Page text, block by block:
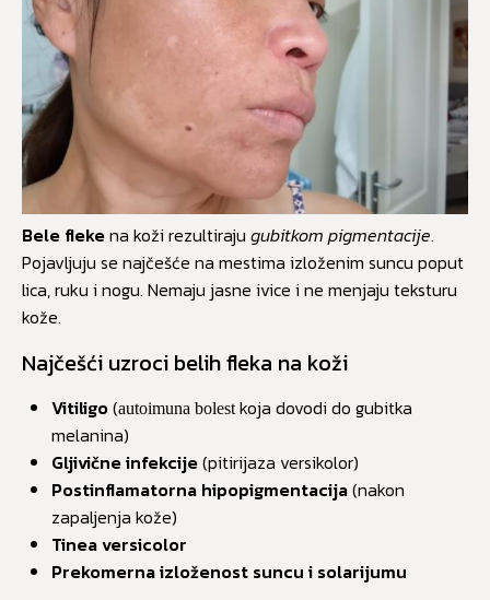
Bele flekena koži rezultiraju gubitkom pigmentacije.
Pojavljuju se najčešće na mestima izloženim suncu poput
lica, ruku i nogu. Nemaju jasne ivice i ne menjaju teksturu
kože.
Najčešći uzroci belih fleka na koži
Vitiligo(autoimuna bolestkoja dovodi do gubitka
melanina)
Gljivične infekcije(pitirijaza versikolor)
Postinflamatorna hipopigmentacija(nakon
zapaljenja kože)
Tinea versicolor
Prekomerna izloženost suncu i solarijumu